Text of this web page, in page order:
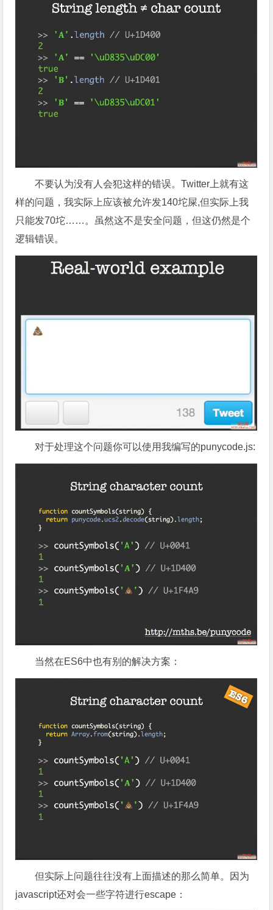
不要认为没有人会犯这样的错误。Twitter上就有这
样的问题，我实际上应该被允许发140坨屎,但实际上我
只能发70坨……。虽然这不是安全问题，但这仍然是个
逻辑错误。
对于处理这个问题你可以使用我编写的punycode.js:
当然在ES6中也有别的解决方案：
但实际上问题往往没有上面描述的那么简单。因为
javascript还对会一些字符进行escape：